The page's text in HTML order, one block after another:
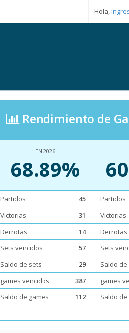
Hola,
Rendimiento de
EN 2026
68.89%
Partidos
45
Victorias
31
Derrotas
14
Sets vencidos
57
Saldo de sets
29
games vencidos
387
Saldo de games
112
Partidos
Victorias
Derrotas
Sets
Saldo de
games
Saldo de